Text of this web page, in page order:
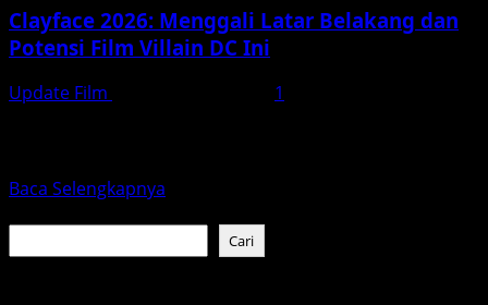
Clayface 2026: Menggali Latar Belakang dan
Potensi Film Villain DC Ini
Update Film
1
Baca Selengkapnya
Clayface
Cari